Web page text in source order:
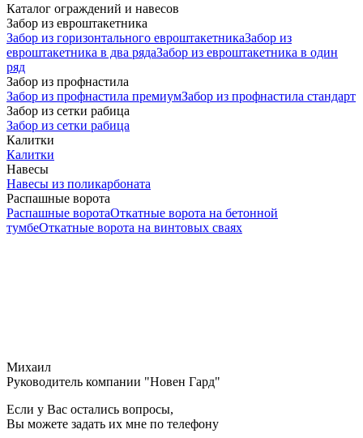
Каталог ограждений и навесов
Забор из евроштакетника
Забор из горизонтального евроштакетникаЗабор из
евроштакетника в два рядаЗабор из евроштакетника в один
ряд
Забор из профнастила
Забор из профнастила премиумЗабор из профнастила стандарт
Забор из сетки рабица
Забор из сетки рабица
Калитки
Калитки
Навесы
Навесы из поликарбоната
Распашные ворота
Распашные воротаОткатные ворота на бетонной
тумбеОткатные ворота на винтовых сваях
Михаил
Руководитель компании "Новен Гард"
Если у Вас остались вопросы,
Вы можете задать их мне по телефону